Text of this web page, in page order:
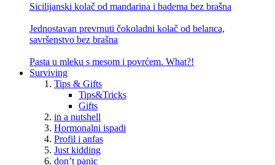
Sicilijanski kolač od mandarina i badema bez brašna
Jednostavan prevrnuti čokoladni kolač od belanca,
savršenstvo bez brašna
Pasta u mleku s mesom i povrćem. What?!
Surviving
Tips & Gifts
Tips&Tricks
Gifts
in a nutshell
Hormonalni ispadi
Profil i anfas
Just kidding
don’t panic